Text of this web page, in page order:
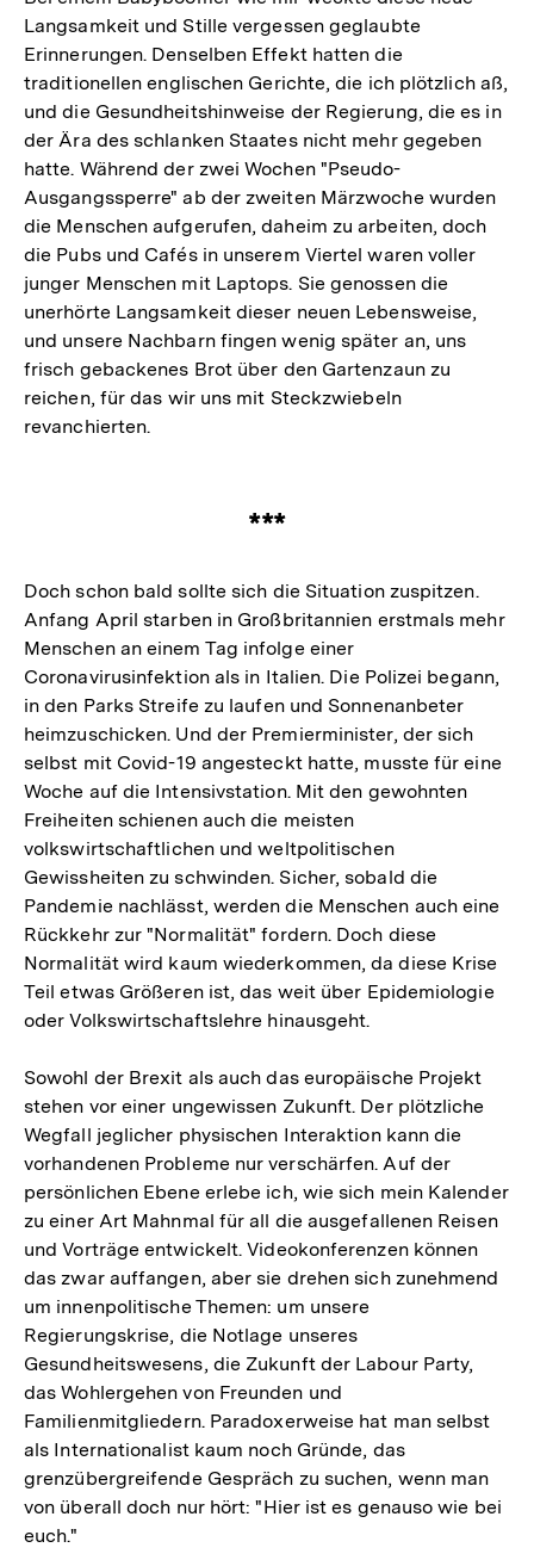
Langsamkeit und Stille vergessen geglaubte
Erinnerungen. Denselben Effekt hatten die
traditionellen englischen Gerichte, die ich plötzlich aß,
und die Gesundheitshinweise der Regierung, die es in
der Ära des schlanken Staates nicht mehr gegeben
hatte. Während der zwei Wochen "Pseudo-
Ausgangssperre" ab der zweiten Märzwoche wurden
die Menschen aufgerufen, daheim zu arbeiten, doch
die Pubs und Cafés in unserem Viertel waren voller
junger Menschen mit Laptops. Sie genossen die
unerhörte Langsamkeit dieser neuen Lebensweise,
und unsere Nachbarn fingen wenig später an, uns
frisch gebackenes Brot über den Gartenzaun zu
reichen, für das wir uns mit Steckzwiebeln
revanchierten.
***
Doch schon bald sollte sich die Situation zuspitzen.
Anfang April starben in Großbritannien erstmals mehr
Menschen an einem Tag infolge einer
Coronavirusinfektion als in Italien. Die Polizei begann,
in den Parks Streife zu laufen und Sonnenanbeter
heimzuschicken. Und der Premierminister, der sich
selbst mit Covid-19 angesteckt hatte, musste für eine
Woche auf die Intensivstation. Mit den gewohnten
Freiheiten schienen auch die meisten
volkswirtschaftlichen und weltpolitischen
Gewissheiten zu schwinden. Sicher, sobald die
Pandemie nachlässt, werden die Menschen auch eine
Rückkehr zur "Normalität" fordern. Doch diese
Normalität wird kaum wiederkommen, da diese Krise
Teil etwas Größeren ist, das weit über Epidemiologie
oder Volkswirtschaftslehre hinausgeht.
Sowohl der Brexit als auch das europäische Projekt
stehen vor einer ungewissen Zukunft. Der plötzliche
Wegfall jeglicher physischen Interaktion kann die
vorhandenen Probleme nur verschärfen. Auf der
persönlichen Ebene erlebe ich, wie sich mein Kalender
zu einer Art Mahnmal für all die ausgefallenen Reisen
und Vorträge entwickelt. Videokonferenzen können
das zwar auffangen, aber sie drehen sich zunehmend
um innenpolitische Themen: um unsere
Regierungskrise, die Notlage unseres
Gesundheitswesens, die Zukunft der Labour Party,
das Wohlergehen von Freunden und
Familienmitgliedern. Paradoxerweise hat man selbst
als Internationalist kaum noch Gründe, das
grenzübergreifende Gespräch zu suchen, wenn man
von überall doch nur hört: "Hier ist es genauso wie bei
euch."